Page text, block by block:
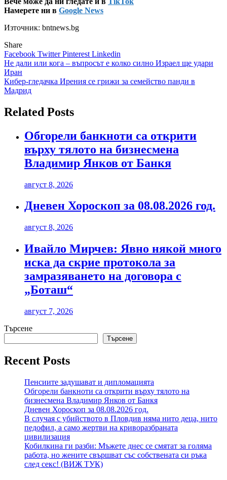
Намерете ни в Google News
Източник: bntnews.bg
Share
Facebook TwitterPinterest Linkedin
Навигация
Не дали или кога – въпросът е колко силно Израел ще удари
Иран
Кибер-гледачка Ирения се грижи за семейство панди в
Мадрид
Related Posts
Обгорели банкноти са открити
върху тялото на бизнесмена
Владимир Янков от Банкя
август 8, 2026
Дневен Хороскоп за 08.08.2026 год.
август 8, 2026
Ивайло Мирчев: Явно някой много
иска да скрие протокола за
замразяването на договора с
„Боташ“
август 7, 2026
Търсене
Търсене
Recent Posts
Пенсиите задушават и дипломацията
Обгорели банкноти са открити върху тялото на
бизнесмена Владимир Янков от Банкя
Дневен Хороскоп за 08.08.2026 год.
В случая с убийството в Пловдив няма нито деца, нито
педофил, а само жертви на криворазбраната
цивилизация
Кобилкина ги разби: Мъжете днес се смятат за голяма
работа, но жените свършват със собствената си ръка
след секс! (ВИЖ ТУК)